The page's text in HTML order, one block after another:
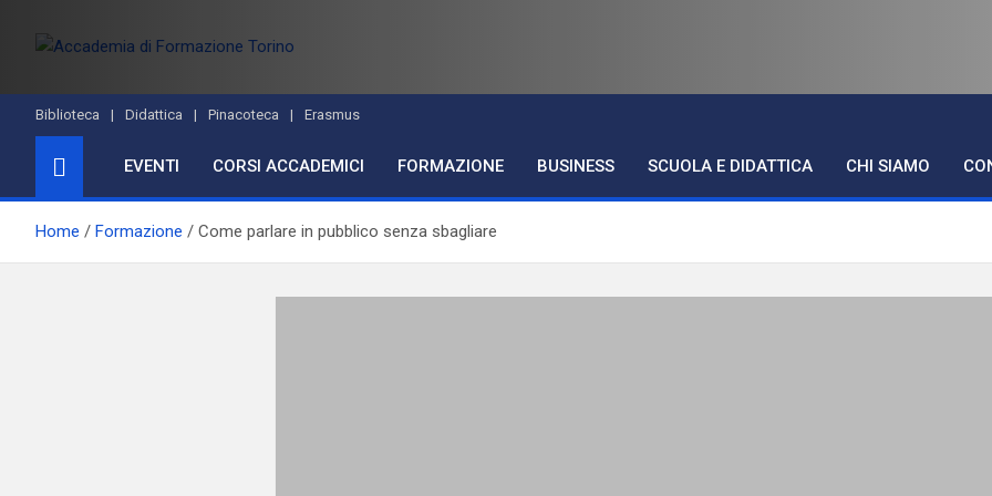
Accademia di Formazione Torino
Biblioteca Didattica Pinacoteca Erasmus
EVENTI CORSI ACCADEMICI FORMAZIONE BUSINESS SCUOLA E DIDATTICA CHI SIAMO
Home Formazione Come parlare in pubblico senza sbagliare